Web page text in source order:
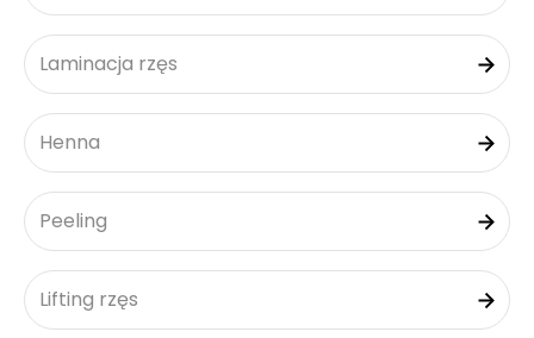
Laminacja rzęs
Henna
Peeling
Lifting rzęs